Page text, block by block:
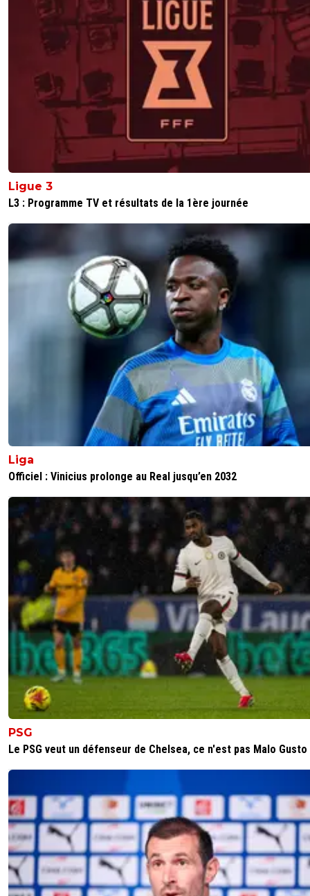
Répondre
flaco75-reviens-l-o
… a publié sur X notre confrère… selon le journaliste
Courmes du site Football Club de Marseille.…
🤣🤣🇵🇹🇧🇷🇫🇷🇺🇦
0+ Répondre
Vince.M 226
Alléluia 🥳il y a Sergio conceicao et Jorge Jesus et Roger
Schmidt qui sont libres
raymond-point 02 juin 2026 à 18:50 1398
Si Genesio ne peut pas venir parce qu'on a pas
pour le payer et pour avoir un projet sportif viable
compétitif, je ne vois pas comment Conceicao ou
ceux que tu cites pourrait accepter
0 + Répondre
02 juin 2026 à 18:53 +226
Même si ça rentre en ligne de compte, je
la priorité pour Sergio conceicao sera la marge
manœuvre et les garanties sur les objectifs
avant le salaire
90k brut à Nantes
Ce n’est pas fou non plus en terme de salaire
+ Répondre
raymond-point 02 juin 2026 à 19:08 +
Beye c'était 230k brut par mois. Avec ce qu'il
profile en terme de budget et de marge de
manœuvre 290k ça parait beaucoup.
Et pour info Genesio c'était 200k au LOSC.
0 Répondre
Vince.M 02 juin 2026 à 19:40 +226
Justement ça c était au max mais si tu fais le
90+166+291/3=183 k de moyenne donc sur une
bonne négociation et un plan bien présenté et
structuré ça peut réellement le faire . SC aime
jeu
DESURMON-ANTI-LYON 02 juin 2026 à 12:31 +221
Et pourquoi pas Genesio a Lens
0+ Répondre
Ligue 3
L3 : Programme TV et résultats de la 1ère journée
Liga
Officiel : Vinicius prolonge au Real jusqu’en 2032
PSG
Le PSG veut un défenseur de Chelsea, ce n'est pas Malo Gusto